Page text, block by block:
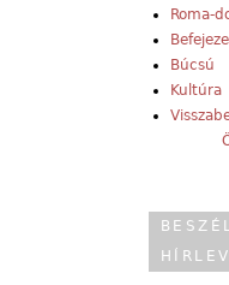
Roma-
Búcsú
Kultúra